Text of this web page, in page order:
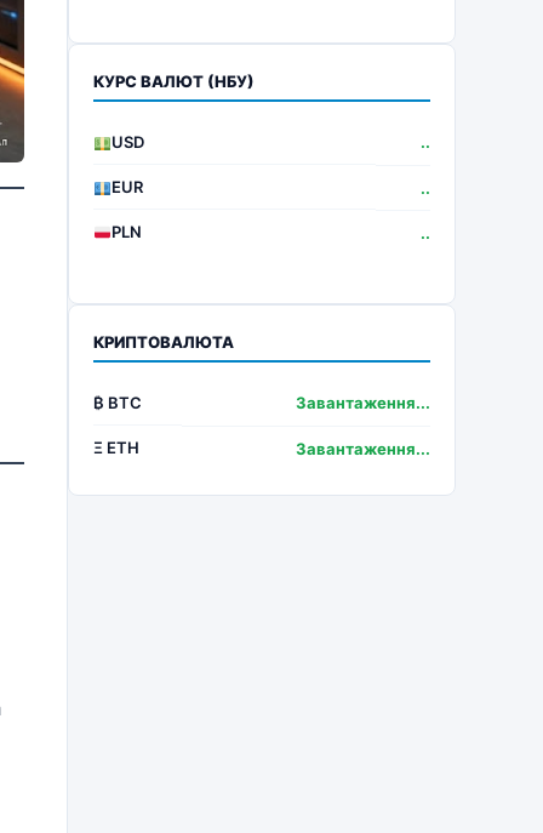
КУРС ВАЛЮТ (НБУ)
USD ..
EUR ..
PLN ..
КРИПТОВАЛЮТА
₿ BTC Завантаження...
Ξ ETH Завантаження...